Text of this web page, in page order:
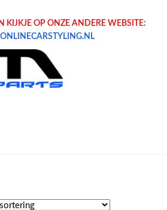
KIJKJE OP ONZE ANDERE WEBSITE: